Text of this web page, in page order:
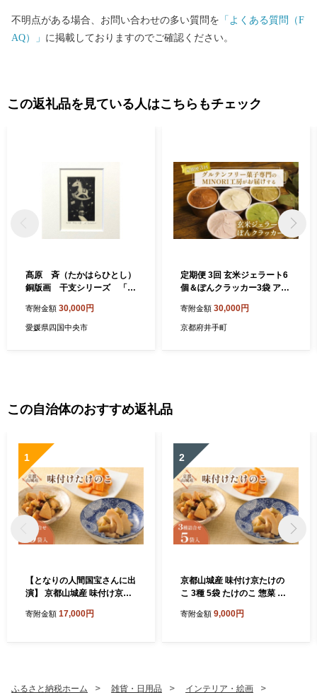
不明点がある場合、お問い合わせの多い質問を 「よくある質問（F
AQ）」 に掲載しておりますのでご確認ください。
この返礼品を見ている人はこちらもチェック
髙原 斉（たかはらひとし）
銅版画 干支シリーズ 「昨
寄附金額 30,000円
愛媛県四国中央市
定期便 3回 玄米ジェラート6
個＆ぽんクラッカー3袋 アイ
スイーツ チョコ いちご ほう
じ茶 抹茶 クラッカー ヴィー
寄附金額 30,000円
京都府井手町
この自治体のおすすめ返礼品
1
【となりの人間国宝さんに出
演】 京都山城産 味付け京た
けのこ 筍 竹の子 白子筍 京た
まるやま食品 京都 京都府 井
寄附金額 17,000円
2
京都山城産 味付け京たけの
こ 3種 5袋 たけのこ 惣菜 国
惣菜 おかず 筍 竹の子 京たけ
短 和食 食事 贈答用 プレゼン
寄附金額 9,000円
ふるさと納税ホーム 雑貨・日用品 インテリア・絵画